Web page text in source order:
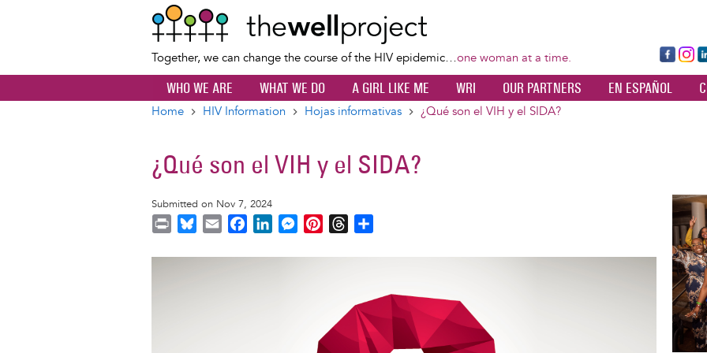
content
Together, we can change the course of the HIV epidemic…one woman at a time.
Fa
ce
bo
Ins
ta
dI
WHO WE ARE WHAT WE DO A GIRL LIKE ME WRI OUR PARTNERS EN ESPAÑOL
Home HIV Information Hojas informativas ¿Qué son el VIH y el SIDA?
¿Qué son el VIH y el SIDA?
Submitted on Nov 7, 2024
i
u
a
c
n
M
s
n
e
r
s
e
Image